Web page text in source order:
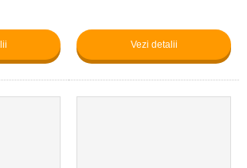
Vezi detalii